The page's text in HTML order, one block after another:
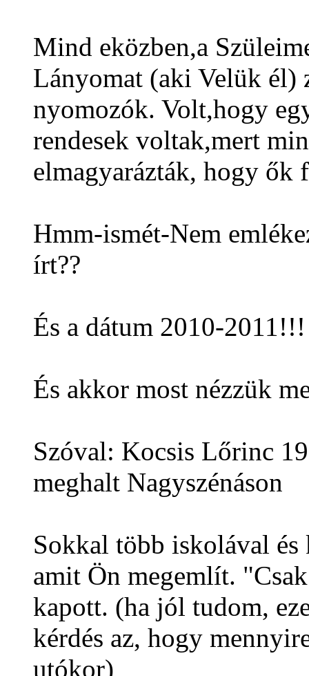
Mind eközben,a
Lányomat (aki Velük él)
nyomozók. Volt,hogy
rendesek voltak,mert
elmagyarázták, hogy ők
Hmm-ismét-Nem
írt??
És a dátum 2010-2011!!!
És akkor most nézzük
Szóval: Kocsis Lőrinc
meghalt Nagyszénáson
Sokkal több iskolával és
amit Ön megemlít.
kapott. (ha jól tudom,
kérdés az, hogy
utókor)